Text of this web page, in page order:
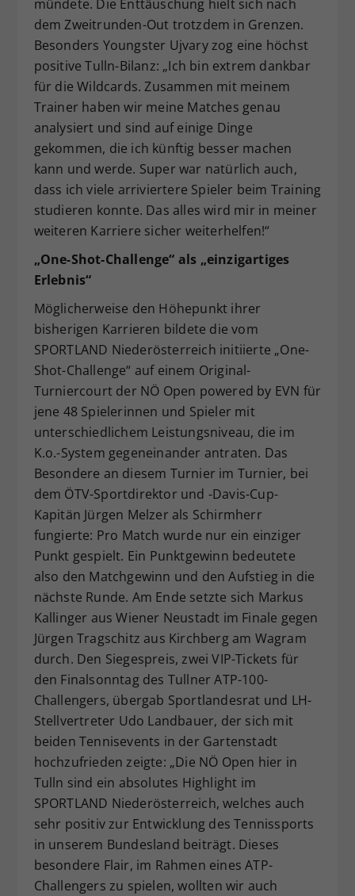
mündete. Die Enttäuschung hielt sich nach
dem Zweitrunden-Out trotzdem in Grenzen.
Besonders Youngster Ujvary zog eine höchst
positive Tulln-Bilanz: „Ich bin extrem dankbar
für die Wildcards. Zusammen mit meinem
Trainer haben wir meine Matches genau
analysiert und sind auf einige Dinge
gekommen, die ich künftig besser machen
kann und werde. Super war natürlich auch,
dass ich viele arriviertere Spieler beim Training
studieren konnte. Das alles wird mir in meiner
weiteren Karriere sicher weiterhelfen!“
„One-Shot-Challenge“ als „einzigartiges
Erlebnis“
Möglicherweise den Höhepunkt ihrer
bisherigen Karrieren bildete die vom
SPORTLAND Niederösterreich initiierte „One-
Shot-Challenge“ auf einem Original-
Turniercourt der NÖ Open powered by EVN für
jene 48 Spielerinnen und Spieler mit
unterschiedlichem Leistungsniveau, die im
K.o.-System gegeneinander antraten. Das
Besondere an diesem Turnier im Turnier, bei
dem ÖTV-Sportdirektor und -Davis-Cup-
Kapitän Jürgen Melzer als Schirmherr
fungierte: Pro Match wurde nur ein einziger
Punkt gespielt. Ein Punktgewinn bedeutete
also den Matchgewinn und den Aufstieg in die
nächste Runde. Am Ende setzte sich Markus
Kallinger aus Wiener Neustadt im Finale gegen
Jürgen Tragschitz aus Kirchberg am Wagram
durch. Den Siegespreis, zwei VIP-Tickets für
den Finalsonntag des Tullner ATP-100-
Challengers, übergab Sportlandesrat und LH-
Stellvertreter Udo Landbauer, der sich mit
beiden Tennisevents in der Gartenstadt
hochzufrieden zeigte: „Die NÖ Open hier in
Tulln sind ein absolutes Highlight im
SPORTLAND Niederösterreich, welches auch
sehr positiv zur Entwicklung des Tennissports
in unserem Bundesland beiträgt. Dieses
besondere Flair, im Rahmen eines ATP-
Challengers zu spielen, wollten wir auch